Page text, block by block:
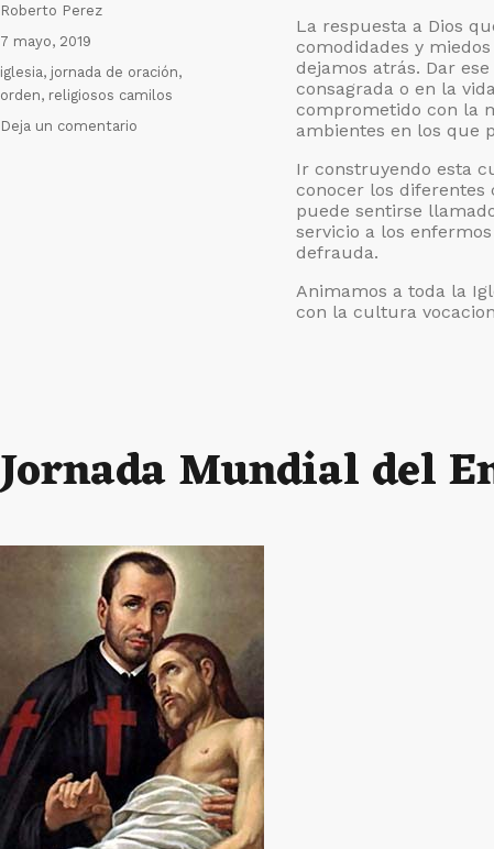
La respuesta a Dios
comodidades y
dejamos atrás. Dar
consagrada o en la
comprometido con la
ambientes en los que
Ir construyendo esta
conocer los diferentes
puede sentirse
servicio a los
defrauda.
Animamos a toda la
con la cultura
Autor
Roberto Perez
Publicado
el
7 mayo, 2019
Etiquetas
iglesia, jornada de oración,
orden, religiosos camilos
Deja un comentario
Jornada Mundial del